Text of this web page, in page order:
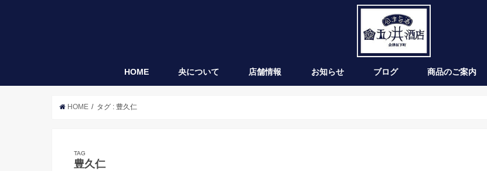
HOME 央について 店舗情報 お知らせ ブログ 商品のご案内
HOME タグ : 豊久仁
TAG
豊久仁